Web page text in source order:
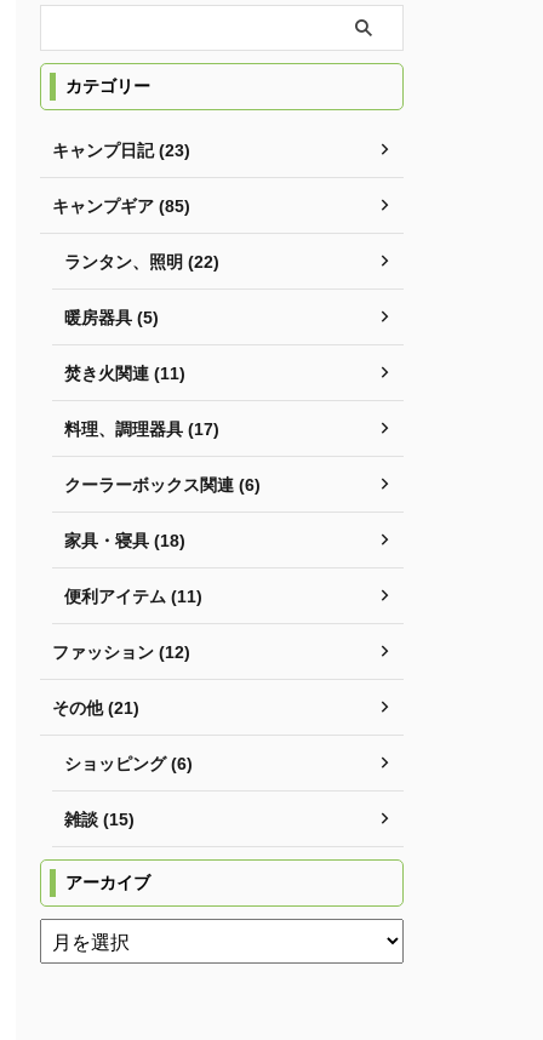
カテゴリー
キャンプ日記 (23)
キャンプギア (85)
ランタン、照明 (22)
暖房器具 (5)
焚き火関連 (11)
料理、調理器具 (17)
クーラーボックス関連 (6)
家具・寝具 (18)
便利アイテム (11)
ファッション (12)
その他 (21)
ショッピング (6)
雑談 (15)
アーカイブ